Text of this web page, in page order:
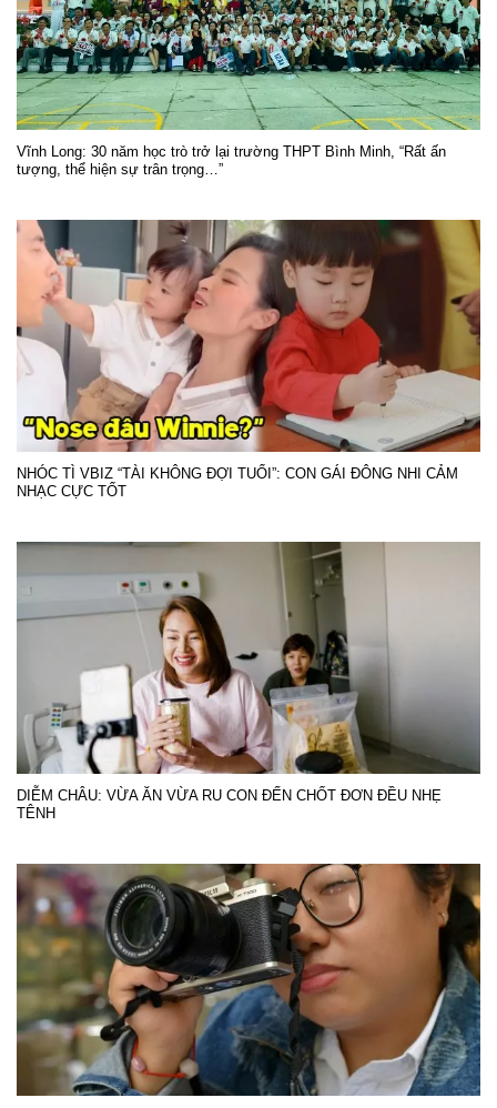
Vĩnh Long: 30 năm học trò trở lại trường THPT Bình Minh, “Rất ấn
tượng, thể hiện sự trân trọng…”
NHÓC TÌ VBIZ “TÀI KHÔNG ĐỢI TUỔI”: CON GÁI ĐÔNG NHI CẢM
NHẠC CỰC TỐT
DIỄM CHÂU: VỪA ĂN VỪA RU CON ĐẾN CHỐT ĐƠN ĐỀU NHẸ
TÊNH